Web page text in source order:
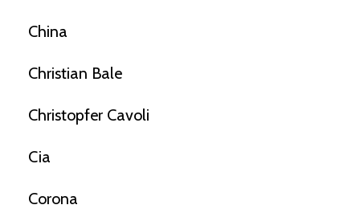
China
Christian Bale
Christopfer Cavoli
Cia
Corona